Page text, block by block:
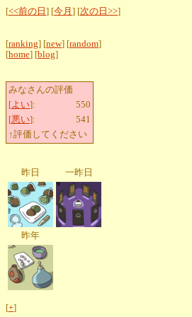
[<<前の日 ] [今月 ] [次の日>>]
[ranking] [new] [random]
[home] [blog]
みなさんの評価
[よい]:
550
[悪い]:
541
↑評価してください
昨日 一昨日
昨年
[+]